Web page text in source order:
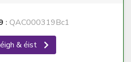
: QAC000319Bc1
& éist